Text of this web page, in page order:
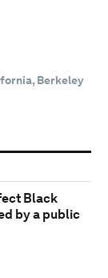
Berkeley
Black
by a public